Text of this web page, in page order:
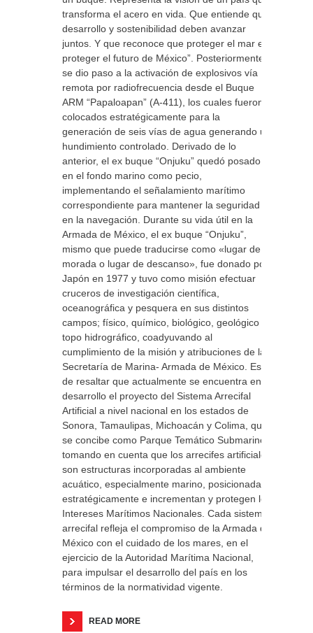
transforma el acero en vida. Que entiende que
desarrollo y sostenibilidad deben avanzar
juntos. Y que reconoce que proteger el mar es
proteger el futuro de México”. Posteriormente,
se dio paso a la activación de explosivos vía
remota por radiofrecuencia desde el Buque
ARM “Papaloapan” (A-411), los cuales fueron
colocados estratégicamente para la
generación de seis vías de agua generando un
hundimiento controlado. Derivado de lo
anterior, el ex buque “Onjuku” quedó posado
en el fondo marino como pecio,
implementando el señalamiento marítimo
correspondiente para mantener la seguridad
en la navegación. Durante su vida útil en la
Armada de México, el ex buque “Onjuku”,
mismo que puede traducirse como «lugar de
morada o lugar de descanso», fue donado por
Japón en 1977 y tuvo como misión efectuar
cruceros de investigación científica,
oceanográfica y pesquera en sus distintos
campos; físico, químico, biológico, geológico y
topo hidrográfico, coadyuvando al
cumplimiento de la misión y atribuciones de la
Secretaría de Marina- Armada de México. Es
de resaltar que actualmente se encuentra en
desarrollo el proyecto del Sistema Arrecifal
Artificial a nivel nacional en los estados de
Sonora, Tamaulipas, Michoacán y Colima, que
se concibe como Parque Temático Submarino,
tomando en cuenta que los arrecifes artificiales
son estructuras incorporadas al ambiente
acuático, especialmente marino, posicionadas
estratégicamente e incrementan y protegen los
Intereses Marítimos Nacionales. Cada sistema
arrecifal refleja el compromiso de la Armada de
México con el cuidado de los mares, en el
ejercicio de la Autoridad Marítima Nacional,
para impulsar el desarrollo del país en los
términos de la normatividad vigente.
READ MORE